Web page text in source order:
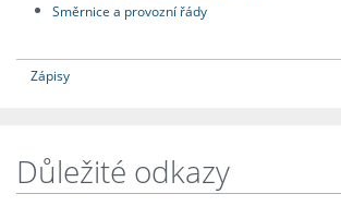
Směrnice a provozní řády
Zápisy
Důležité odkazy